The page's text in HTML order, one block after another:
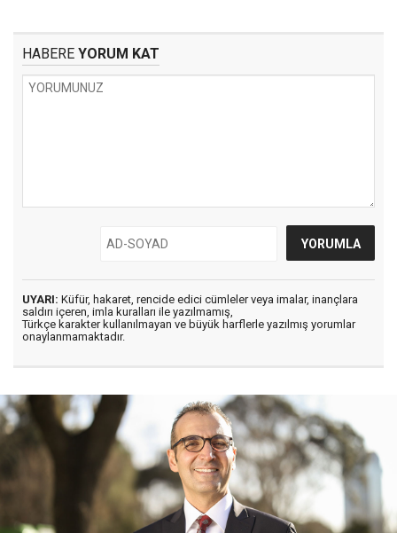
HABERE YORUM KAT
UYARI: Küfür, hakaret, rencide edici cümleler veya imalar, inançlara
saldırı içeren, imla kuralları ile yazılmamış,
Türkçe karakter kullanılmayan ve büyük harflerle yazılmış yorumlar
onaylanmamaktadır.